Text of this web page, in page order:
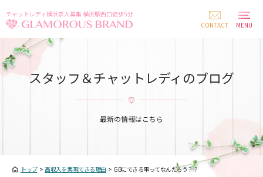
チャットレディ横浜求人募集 横浜駅西口徒歩5分
CONTACT
MENU
スタッフ＆チャットレディのブログ
最新の情報はこちら
トップ> 高収入を実現できる理由 > GBにできる事ってなんだろう？？